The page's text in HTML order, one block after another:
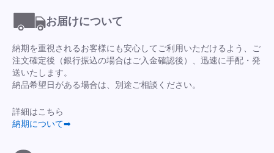
お届けについて
納期を重視されるお客様にも安心してご利用いただけるよう、ご
注文確定後（銀行振込の場合はご入金確認後）、迅速に手配・発
送いたします。
納品希望日がある場合は、別途ご相談ください。
詳細はこちら
納期について➡